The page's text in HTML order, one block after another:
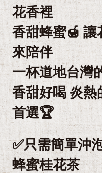
花香裡
香甜蜂蜜🍯 讓
來陪伴
一杯道地台灣
香甜好喝 炎熱
首選🏆
✅只需簡單沖
蜂蜜桂花茶